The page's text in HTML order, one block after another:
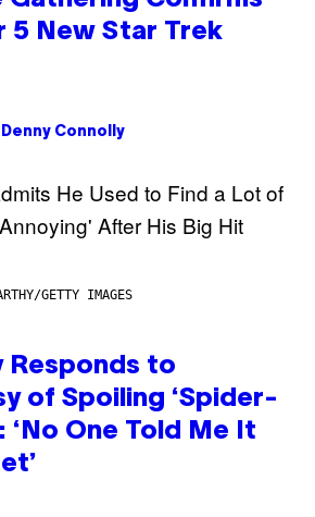
5 New Star Trek
Denny Connolly
GETTY IMAGES
Responds to
of Spoiling ‘Spider-
‘No One Told Me It